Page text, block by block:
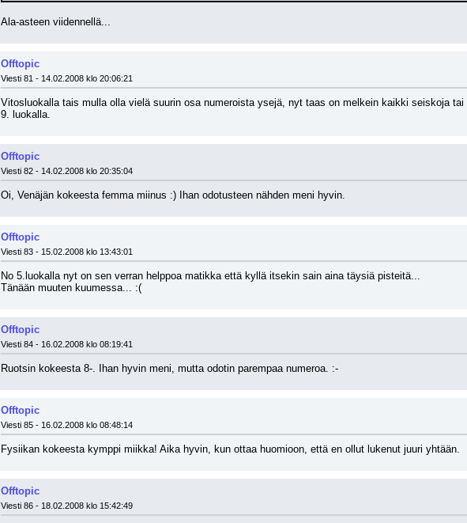
Ala-asteen viidennellä...
Offtopic
Viesti 81 - 14.02.2008 klo 20:06:21
Vitosluokalla tais mulla olla vielä suurin osa numeroista ysejä, nyt taas on melkein kaikki seiskoja
9. luokalla.
Offtopic
Viesti 82 - 14.02.2008 klo 20:35:04
Oi, Venäjän kokeesta femma miinus :) Ihan odotusteen nähden meni hyvin.
Offtopic
Viesti 83 - 15.02.2008 klo 13:43:01
No 5.luokalla nyt on sen verran helppoa matikka että kyllä itsekin sain aina täysiä pisteitä...
Tänään muuten kuumessa... :(
Offtopic
Viesti 84 - 16.02.2008 klo 08:19:41
Ruotsin kokeesta 8-. Ihan hyvin meni, mutta odotin parempaa numeroa. :-
Offtopic
Viesti 85 - 16.02.2008 klo 08:48:14
Fysiikan kokeesta kymppi miikka! Aika hyvin, kun ottaa huomioon, että en ollut lukenut juuri yhtään.
Offtopic
Viesti 86 - 18.02.2008 klo 15:42:49